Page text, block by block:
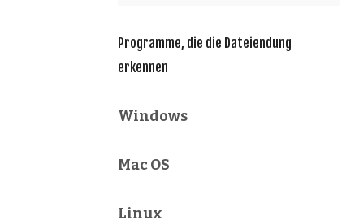
Programme, die die Dateiendung
erkennen
Windows
Mac OS
Linux